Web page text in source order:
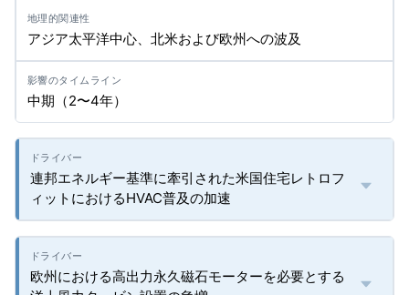
アジア太平洋中心、北米および欧州への波及
中期（2〜4年）
連邦エネルギー基準に牽引された米国住宅レトロフ
ィットにおけるHVAC普及の加速
欧州における高出力永久磁石モーターを必要とする